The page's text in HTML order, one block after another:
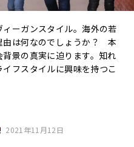
ーガンスタイル。海外の若
由は何なのでしょうか？ 本
景の真実に迫ります。知れ
フスタイルに興味を持つこ
2021年11月12日